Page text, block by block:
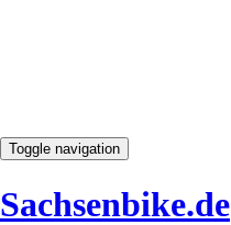
Toggle navigation
Sachsenbike.de